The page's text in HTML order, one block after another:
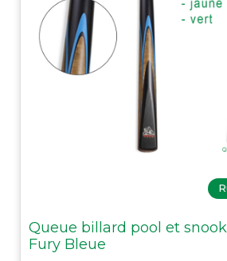
Queue billard pool et
Fury Bleue